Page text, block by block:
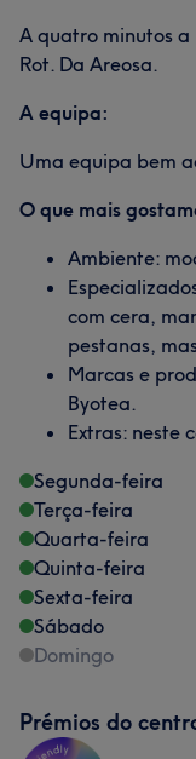
A quatro minutos
Rot. Da Areosa.
A equipa:
Uma equipa bem
O que mais
Ambiente:
com cera,
pestanas,
Marcas e
Byotea.
Extras: neste
Segunda-feira
Terça-feira
Quarta-feira
Quinta-feira
Sexta-feira
Sábado
Domingo
Prémios do